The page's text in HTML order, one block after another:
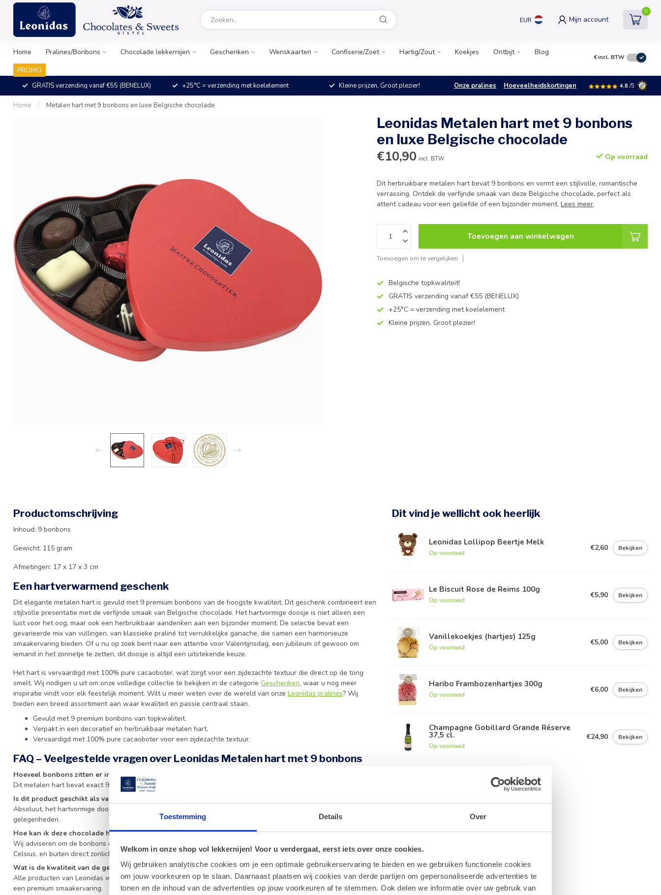
Toestemming Details Over
Welkom in onze shop vol lekkernijen! Voor u verdergaat, eerst iets over onze cookies.
Wij gebruiken analytische cookies om je een optimale gebruikerservaring te bieden en we gebruiken functionele cookies
om jouw voorkeuren op te slaan. Daarnaast plaatsen wij cookies van derde partijen om gepersonaliseerde advertenties te
tonen en de inhoud van de advertenties op jouw voorkeuren af te stemmen. Ook delen we informatie over uw gebruik van
EUR Mijn account
0
Home Pralines/Bonbons Chocolade lekkernijen Geschenken Wenskaarten Confiserie/Zoet Hartig/Zout Koekjes Ontbijt
Blog
PROMO
€incl. BTW
GRATIS verzending vanaf €55 (BENELUX) +25°C = verzending met koelelement Kleine prijzen, Groot plezier! Onze pralines Hoeveelheidskortingen 4.8 /5
Home / Metalen hart met 9 bonbons en luxe Belgische chocolade
Leonidas Metalen hart met 9 bonbons
en luxe Belgische chocolade
€10,90 incl. BTW Op voorraad
Dit herbruikbare metalen hart bevat 9 bonbons en vormt een stijlvolle, romantische
verrassing. Ontdek de verfijnde smaak van deze Belgische chocolade, perfect als
attent cadeau voor een geliefde of een bijzonder moment.Lees meer.
Toevoegen aan winkelwagen
Toevoegen om te vergelijken
Belgische topkwaliteit!
GRATIS verzending vanaf €55 (BENELUX)
+25°C = verzending met koelelement
Kleine prijzen, Groot plezier!
Productomschrijving
Inhoud: 9 bonbons
Gewicht: 115 gram
Afmetingen: 17 x 17 x 3 cm
Een hartverwarmend geschenk
Dit elegante metalen hart is gevuld met 9 premium bonbons van de hoogste kwaliteit. Dit geschenk combineert een
stijlvolle presentatie met de verfijnde smaak van Belgische chocolade. Het hartvormige doosje is niet alleen een
lust voor het oog, maar ook een herbruikbaar aandenken aan een bijzonder moment. De selectie bevat een
gevarieerde mix van vullingen, van klassieke praliné tot verrukkelijke ganache, die samen een harmonieuze
smaakervaring bieden. Of u nu op zoek bent naar een attentie voor Valentijnsdag, een jubileum of gewoon om
iemand in het zonnetje te zetten, dit doosje is altijd een uitstekende keuze.
Het hart is vervaardigd met 100% pure cacaoboter, wat zorgt voor een zijdezachte textuur die direct op de tong
smelt. Wij nodigen u uit om onze volledige collectie te bekijken in de categorie Geschenken, waar u nog meer
inspiratie vindt voor elk feestelijk moment. Wilt u meer weten over de wereld van onze Leonidas pralines? Wij
bieden een breed assortiment aan waar kwaliteit en passie centraal staan.
Gevuld met 9 premium bonbons van topkwaliteit.
Verpakt in een decoratief en herbruikbaar metalen hart.
Vervaardigd met 100% pure cacaoboter voor een zijdezachte textuur.
FAQ – Veelgestelde vragen over Leonidas Metalen hart met 9 bonbons
Hoeveel bonbons zitten er in dit metalen hart?
Dit metalen hart bevat exact 9 heerlijke bonbons van Leonidas.
Is dit product geschikt als valentijnscadeau?
Absoluut, het hartvormige doosje is een zeer geliefd en romantisch cadeau voor Valentijnsdag of andere liefdevolle
gelegenheden.
Hoe kan ik deze chocolade het beste bewaren?
Wij adviseren om de bonbons op een koele, droge plaats te bewaren, bij voorkeur tussen de 15 en 18 graden
Celsius, en buiten direct zonlicht.
Wat is de kwaliteit van de gebruikte chocolade?
Alle producten van Leonidas worden vervaardigd met 100% pure cacaoboter en hoogwaardige ingrediënten voor
een premium smaakervaring.
Dit vind je wellicht ook heerlijk
Leonidas Lollipop Beertje Melk
Op voorraad
€2,60 Bekijken
Le Biscuit Rose de Reims 100g
Op voorraad
€5,90 Bekijken
Vanillekoekjes (hartjes) 125g
Op voorraad
€5,00 Bekijken
Haribo Frambozenhartjes 300g
Op voorraad
€6,00 Bekijken
Champagne Gobillard Grande Réserve
37,5 cl.
Op voorraad
€24,90 Bekijken